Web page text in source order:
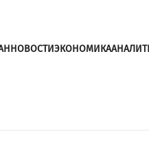
НОВОСТИЭКОНОМИКА